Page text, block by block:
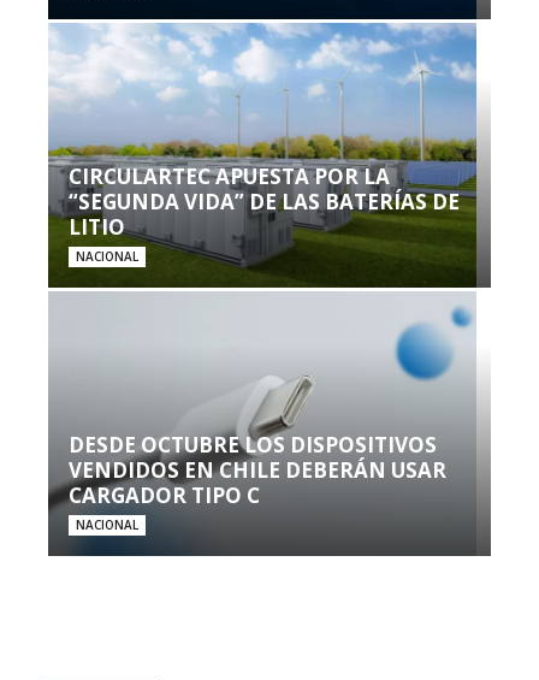
CIRCULARTEC APUESTA POR LA
“SEGUNDA VIDA” DE LAS BATERÍAS DE
LITIO
NACIONAL
DESDE OCTUBRE LOS DISPOSITIVOS
VENDIDOS EN CHILE DEBERÁN USAR
CARGADOR TIPO C
NACIONAL